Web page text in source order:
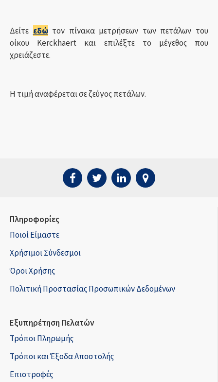
Δείτε εδώ τον πίνακα μετρήσεων των πετάλων του
οίκου Kerckhaert και επιλέξτε το μέγεθος που
χρειάζεστε.
Η τιμή αναφέρεται σε ζεύγος πετάλων.
Πληροφορίες
Ποιοί Είμαστε
Χρήσιμοι Σύνδεσμοι
Όροι Χρήσης
Πολιτική Προστασίας Προσωπικών Δεδομένων
Εξυπηρέτηση Πελατών
Τρόποι Πληρωμής
Τρόποι και Έξοδα Αποστολής
Επιστροφές